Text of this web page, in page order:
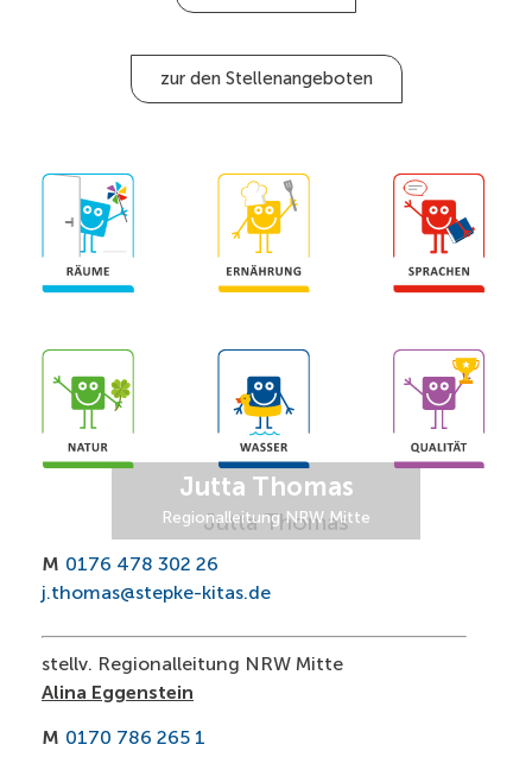
Jutta Thomas
Regionalleitung NRW Mitte
M 0176 478 302 26
j.thomas@stepke-kitas.de
stellv. Regionalleitung NRW Mitte
Alina Eggenstein
M 0170 786 265 1
zur den Stellenangeboten